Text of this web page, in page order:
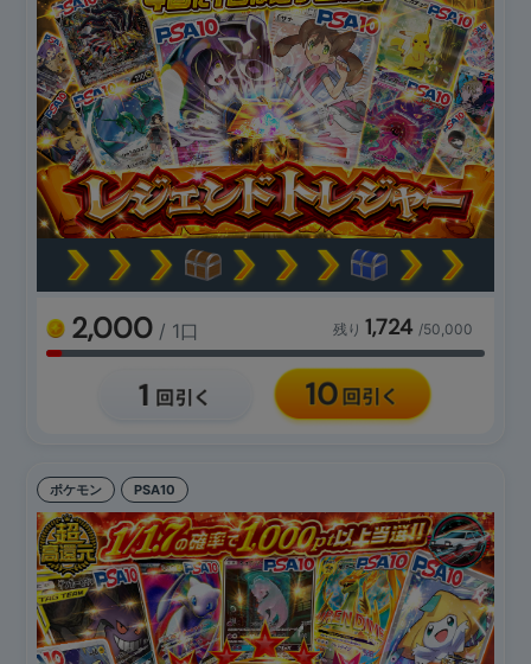
2,000 / 1口 残り 1,724 /50,000
ポケモン PSA10